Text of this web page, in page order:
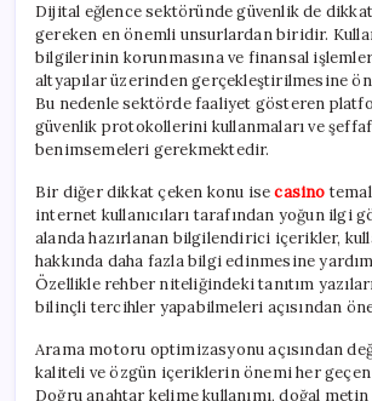
Dijital eğlence sektöründe güvenlik de
gereken en önemli unsurlardan biridir.
bilgilerinin korunmasına ve finansal
altyapılar üzerinden gerçekleştirilmesine
Bu nedenle sektörde faaliyet gösteren
güvenlik protokollerini kullanmaları ve şeffaf
benimsemeleri gerekmektedir.
Bir diğer dikkat çeken konu isecasino
internet kullanıcıları tarafından yoğun ilgi
alanda hazırlanan bilgilendirici içerikler,
hakkında daha fazla bilgi edinmesine
Özellikle rehber niteliğindeki tanıtım
bilinçli tercihler yapabilmeleri açısından
Arama motoru optimizasyonu açısından
kaliteli ve özgün içeriklerin önemi her
Doğru anahtar kelime kullanımı, doğal metin